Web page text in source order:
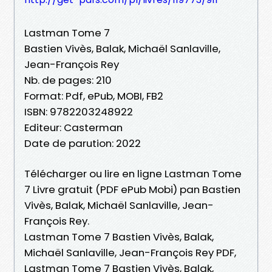
Lastman Tome 7
Bastien Vivès, Balak, Michaël Sanlaville,
Jean-François Rey
Nb. de pages: 210
Format: Pdf, ePub, MOBI, FB2
ISBN: 9782203248922
Editeur: Casterman
Date de parution: 2022
Télécharger ou lire en ligne Lastman Tome
7 Livre gratuit (PDF ePub Mobi) pan Bastien
Vivès, Balak, Michaël Sanlaville, Jean-
François Rey.
Lastman Tome 7 Bastien Vivès, Balak,
Michaël Sanlaville, Jean-François Rey PDF,
Lastman Tome 7 Bastien Vivès, Balak,